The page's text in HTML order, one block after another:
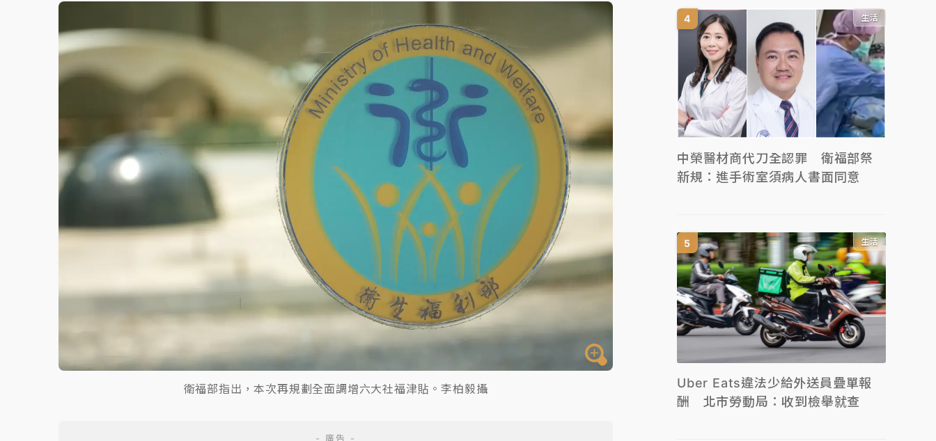
衛福部指出，本次再規劃全面調增六大社福津貼。李柏毅攝
生活
中榮醫材商代刀全認罪 衛福部祭
新規：進手術室須病人書面同意
生活
Uber Eats違法少給外送員疊單報
酬 北市勞動局：收到檢舉就查